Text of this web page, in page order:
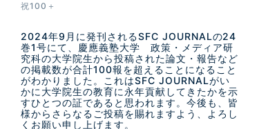
祝100＋
2024年9月に発刊されるSFC JOURNALの24
巻1号にて、慶應義塾大学 政策・メディア研
究科の大学院生から投稿された論文・報告など
の掲載数が合計100報を超えることになること
がわかりました。これはSFC JOURNALがい
かに大学院生の教育に永年貢献してきたかを示
すひとつの証であると思われます。今後も、皆
様からさらなるご投稿を賜れますよう、よろし
くお願い申し上げます。